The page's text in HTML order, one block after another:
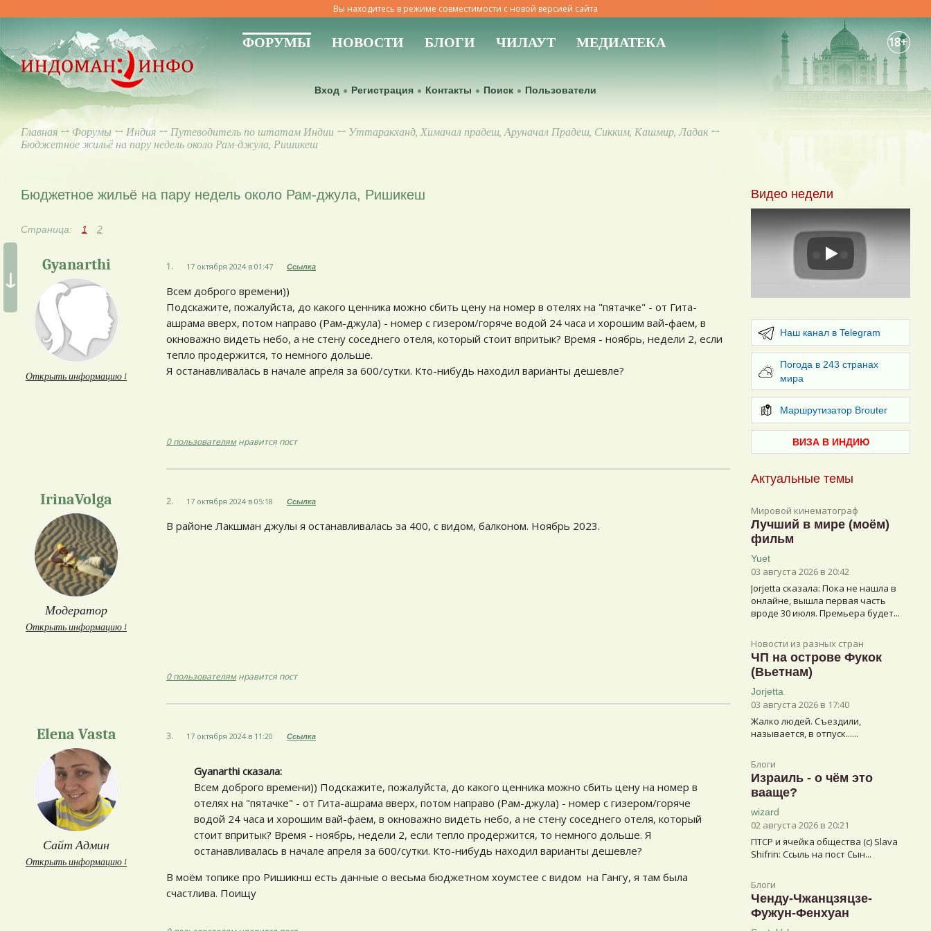
Вы находитесь в режиме совместимости с новой версией сайта
ФОРУМЫ НОВОСТИ БЛОГИ ЧИЛАУТ МЕДИАТЕКА 18+
Вход Регистрация Контакты Поиск Пользователи
Главная ↔ Форумы↔ Индия ↔ Путеводитель по штатам Индии ↔ Уттаракханд, Химачал прадеш, Аруначал Прадеш, Сикким, Кашмир, Ладак ↔
Бюджетное жильё на пару недель около Рам-джула, Ришикеш
↓
Видео недели
Play
Наш канал в Telegram
Погода в 243 странах
мира
Маршрутизатор Brouter
ВИЗА В ИНДИЮ
Актуальные темы
Мировой кинематограф
Лучший в мире (моём)
фильм
Yuet
03 августа 2026 в 20:42
Jorjetta сказалa: Пока не нашла в
онлайне, вышла первая часть
вроде 30 июля. Премьера будет...
Новости из разных стран
ЧП на острове Фукок
(Вьетнам)
Jorjetta
03 августа 2026 в 17:40
Жалко людей. Съездили,
называется, в отпуск......
Блоги
Израиль - о чём это
вааще?
wizard
02 августа 2026 в 20:21
ПТСР и ячейка общества (с) Slava
Shifrin: Ссыль на пост Сын...
Блоги
Ченду-Чжанцзяцзе-
Фужун-Фенхуан
Бюджетное жильё на пару недель около Рам-джула, Ришикеш
Страница: 1 2
Gyanarthi
Открыть информацию ↓
1. 17 октября 2024 в 01:47 Ссылка
Всем доброго времени))
Подскажите, пожалуйста, до какого ценника можно сбить цену на номер в отелях на "пятачке" - от Гита-
ашрама вверх, потом направо (Рам-джула) - номер с гизером/горяче водой 24 часа и хорошим вай-фаем, в
окноважно видеть небо, а не стену соседнего отеля, который стоит впритык? Время - ноябрь, недели 2, если
тепло продержится, то немного дольше.
Я останавливалась в начале апреля за 600/сутки. Кто-нибудь находил варианты дешевле?
0 пользователямнравится пост
IrinaVolga
Модератор
Открыть информацию ↓
2. 17 октября 2024 в 05:18 Ссылка
В районе Лакшман джулы я останавливалась за 400, с видом, балконом. Ноябрь 2023.
0 пользователямнравится пост
Elena Vasta
Сайт Админ
Открыть информацию ↓
3. 17 октября 2024 в 11:20 Ссылка
Gyanarthi сказалa:
Всем доброго времени)) Подскажите, пожалуйста, до какого ценника можно сбить цену на номер в
отелях на "пятачке" - от Гита-ашрама вверх, потом направо (Рам-джула) - номер с гизером/горяче
водой 24 часа и хорошим вай-фаем, в окноважно видеть небо, а не стену соседнего отеля, который
стоит впритык? Время - ноябрь, недели 2, если тепло продержится, то немного дольше. Я
останавливалась в начале апреля за 600/сутки. Кто-нибудь находил варианты дешевле?
В моём топике про Ришикнш есть данные о весьма бюджетном хоумстее с видом на Гангу, я там была
счастлива. Поищу